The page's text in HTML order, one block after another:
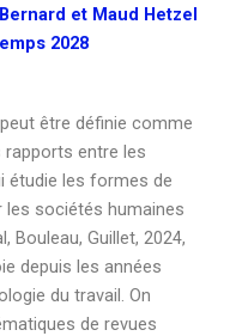
et Maud Hetzel
2028
être définie comme
rapports entre les
étudie les formes de
sociétés humaines
Bouleau, Guillet, 2024,
depuis les années
du travail. On
de revues